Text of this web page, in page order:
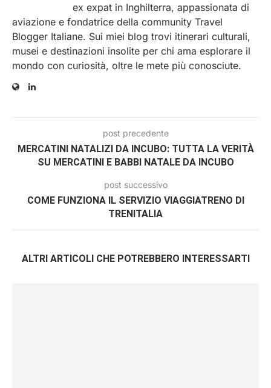
ex expat in Inghilterra, appassionata di
aviazione e fondatrice della community Travel
Blogger Italiane. Sui miei blog trovi itinerari culturali,
musei e destinazioni insolite per chi ama esplorare il
mondo con curiosità, oltre le mete più conosciute.
post precedente
MERCATINI NATALIZI DA INCUBO: TUTTA LA VERITÀ
SU MERCATINI E BABBI NATALE DA INCUBO
post successivo
COME FUNZIONA IL SERVIZIO VIAGGIATRENO DI
TRENITALIA
ALTRI ARTICOLI CHE POTREBBERO INTERESSARTI